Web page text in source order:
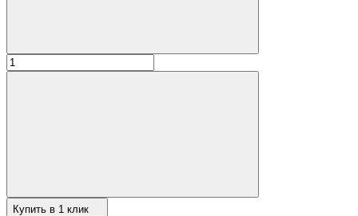
Купить в 1 клик